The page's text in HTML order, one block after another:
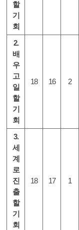
할
기
회
2.
배
우
고
일
할
기
회
18 16 2
3.
세
계
로
진
출
할
기
회
18 17 1